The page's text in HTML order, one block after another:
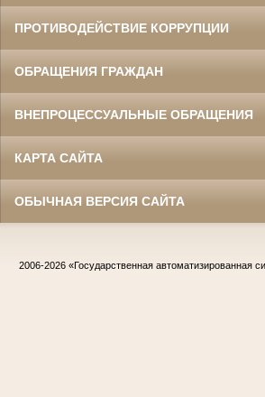
ПРОТИВОДЕЙСТВИЕ КОРРУПЦИИ
ОБРАЩЕНИЯ ГРАЖДАН
ВНЕПРОЦЕССУАЛЬНЫЕ ОБРАЩЕНИЯ
КАРТА САЙТА
ОБЫЧНАЯ ВЕРСИЯ САЙТА
2006-2026 «Государственная автоматизированная